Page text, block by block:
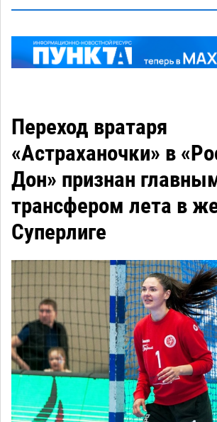
Переход вратаря
«Астраханочки» в
Дон» признан
трансфером лета в
Суперлиге